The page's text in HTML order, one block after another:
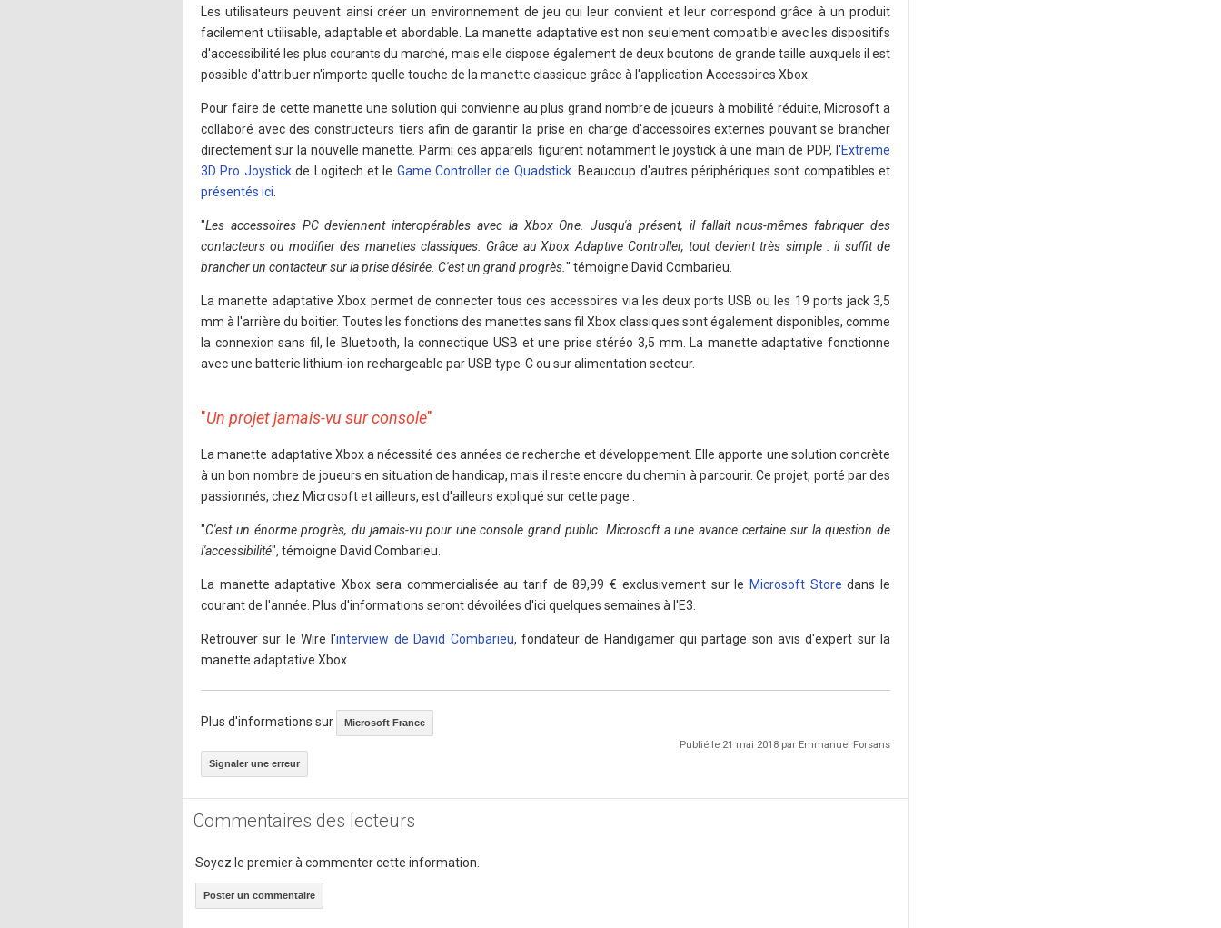
Les utilisateurs peuvent ainsi créer un environnement de jeu qui leur convient et leur correspond grâce à un produit
facilement utilisable, adaptable et abordable. La manette adaptative est non seulement compatible avec les dispositifs
d'accessibilité les plus courants du marché, mais elle dispose également de deux boutons de grande taille auxquels il est
possible d'attribuer n'importe quelle touche de la manette classique grâce à l'application Accessoires Xbox.
Pour faire de cette manette une solution qui convienne au plus grand nombre de joueurs à mobilité réduite, Microsoft a
collaboré avec des constructeurs tiers afin de garantir la prise en charge d'accessoires externes pouvant se brancher
directement sur la nouvelle manette. Parmi ces appareils figurent notamment le joystick à une main de PDP, l'Extreme
3D Pro Joystickde Logitech et le Game Controller de Quadstick. Beaucoup d'autres périphériques sont compatibles et
présentés ici.
"Les accessoires PC deviennent interopérables avec la Xbox One. Jusqu'à présent, il fallait nous-mêmes fabriquer des
contacteurs ou modifier des manettes classiques. Grâce au Xbox Adaptive Controller, tout devient très simple : il suffit de
brancher un contacteur sur la prise désirée. C'est un grand progrès." témoigne David Combarieu.
La manette adaptative Xbox permet de connecter tous ces accessoires via les deux ports USB ou les 19 ports jack 3,5
mm à l'arrière du boitier. Toutes les fonctions des manettes sans fil Xbox classiques sont également disponibles, comme
la connexion sans fil, le Bluetooth, la connectique USB et une prise stéréo 3,5 mm. La manette adaptative fonctionne
avec une batterie lithium-ion rechargeable par USB type-C ou sur alimentation secteur.
"Un projet jamais-vu sur console"
La manette adaptative Xbox a nécessité des années de recherche et développement. Elle apporte une solution concrète
à un bon nombre de joueurs en situation de handicap, mais il reste encore du chemin à parcourir. Ce projet, porté par des
passionnés, chez Microsoft et ailleurs, est d'ailleurs expliqué sur cette page .
"C'est un énorme progrès, du jamais-vu pour une console grand public. Microsoft a une avance certaine sur la question de
l'accessibilité", témoigne David Combarieu.
La manette adaptative Xbox sera commercialisée au tarif de 89,99 € exclusivement sur le Microsoft Store dans le
courant de l'année. Plus d'informations seront dévoilées d'ici quelques semaines à l'E3.
Retrouver sur le Wire l'interview de David Combarieu, fondateur de Handigamer qui partage son avis d'expert sur la
manette adaptative Xbox.
Plus d'informations sur Microsoft France
Publié le 21 mai 2018 par Emmanuel Forsans
Signaler une erreur
Commentaires des lecteurs
Soyez le premier à commenter cette information.
Poster un commentaire